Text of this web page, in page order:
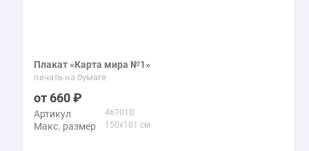
Плакат «Карта мира №1»
печать на бумаге
660
Артикул 46701D
Макс. размер 150x101 см